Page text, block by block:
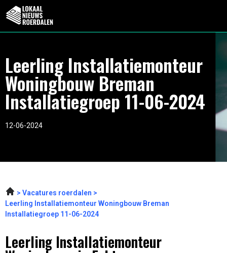
Leerling Installatiemonteur
Woningbouw Breman
Installatiegroep 11-06-2024
12-06-2024
Vacatures roerdalen
Leerling Installatiemonteur Woningbouw Breman
Installatiegroep 11-06-2024
Leerling Installatiemonteur